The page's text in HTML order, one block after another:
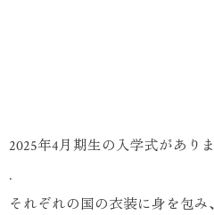
2025年4月期生の入学式があり
.
それぞれの国の衣装に身を包み、